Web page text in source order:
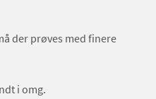
der prøves med finere
i omg.